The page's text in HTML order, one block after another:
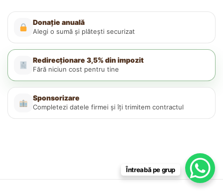
Donație anuală
Alegi o sumă și plătești securizat
Redirecționare 3,5% din impozit
Fără niciun cost pentru tine
Sponsorizare
Completezi datele firmei și îți trimitem contractul
Întreabă pe grup